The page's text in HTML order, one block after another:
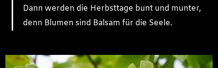
Dann werden die Herbsttage bunt und munter,
denn Blumen sind Balsam für die Seele.